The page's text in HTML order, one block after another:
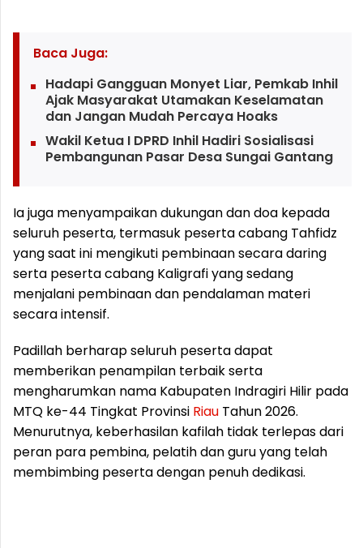
Baca Juga:
Hadapi Gangguan Monyet Liar, Pemkab Inhil
Ajak Masyarakat Utamakan Keselamatan
dan Jangan Mudah Percaya Hoaks
Wakil Ketua I DPRD Inhil Hadiri Sosialisasi
Pembangunan Pasar Desa Sungai Gantang
Ia juga menyampaikan dukungan dan doa kepada
seluruh peserta, termasuk peserta cabang Tahfidz
yang saat ini mengikuti pembinaan secara daring
serta peserta cabang Kaligrafi yang sedang
menjalani pembinaan dan pendalaman materi
secara intensif.
Padillah berharap seluruh peserta dapat
memberikan penampilan terbaik serta
mengharumkan nama Kabupaten Indragiri Hilir pada
MTQ ke-44 Tingkat Provinsi Riau Tahun 2026.
Menurutnya, keberhasilan kafilah tidak terlepas dari
peran para pembina, pelatih dan guru yang telah
membimbing peserta dengan penuh dedikasi.